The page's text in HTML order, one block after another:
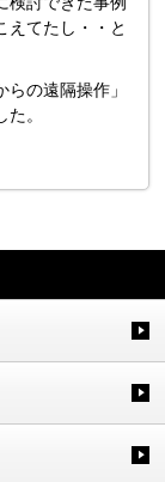
えてたし・・と
の遠隔操作」
。